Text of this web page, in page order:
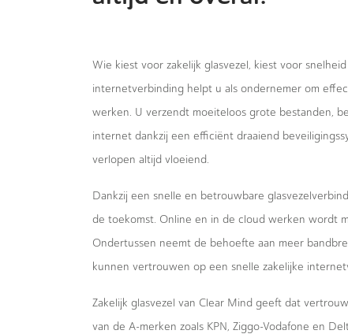
Wie kiest voor zakelijk glasvezel, kiest voor
internetverbinding helpt u als ondernemer om
werken. U verzendt moeiteloos grote bestanden,
internet dankzij een efficiënt draaiend
verlopen altijd vloeiend.
Dankzij een snelle en betrouwbare
de toekomst. Online en in de cloud werken wordt
Ondertussen neemt de behoefte aan meer
kunnen vertrouwen op een snelle zakelijke
Zakelijk glasvezel van Clear Mind geeft dat
van de A-merken zoals KPN, Ziggo-Vodafone en